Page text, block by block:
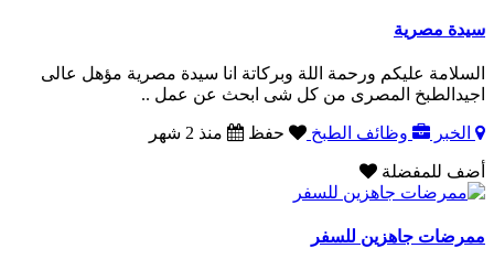
سيدة مصرية
السلامة عليكم ورحمة اللة وبركاتة انا سيدة مصرية مؤهل عالى
اجيدالطبخ المصرى من كل شى ابحث عن عمل ..
الخبر وظائف الطبخ حفظ منذ 2 شهر
أضف للمفضلة
ممرضات جاهزين للسفر